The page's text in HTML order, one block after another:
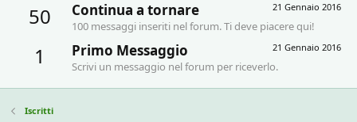
50 21 Gennaio 2016
Continua a tornare
100 messaggi inseriti nel forum. Ti deve piacere qui!
1 21 Gennaio 2016
Primo Messaggio
Scrivi un messaggio nel forum per riceverlo.
Iscritti